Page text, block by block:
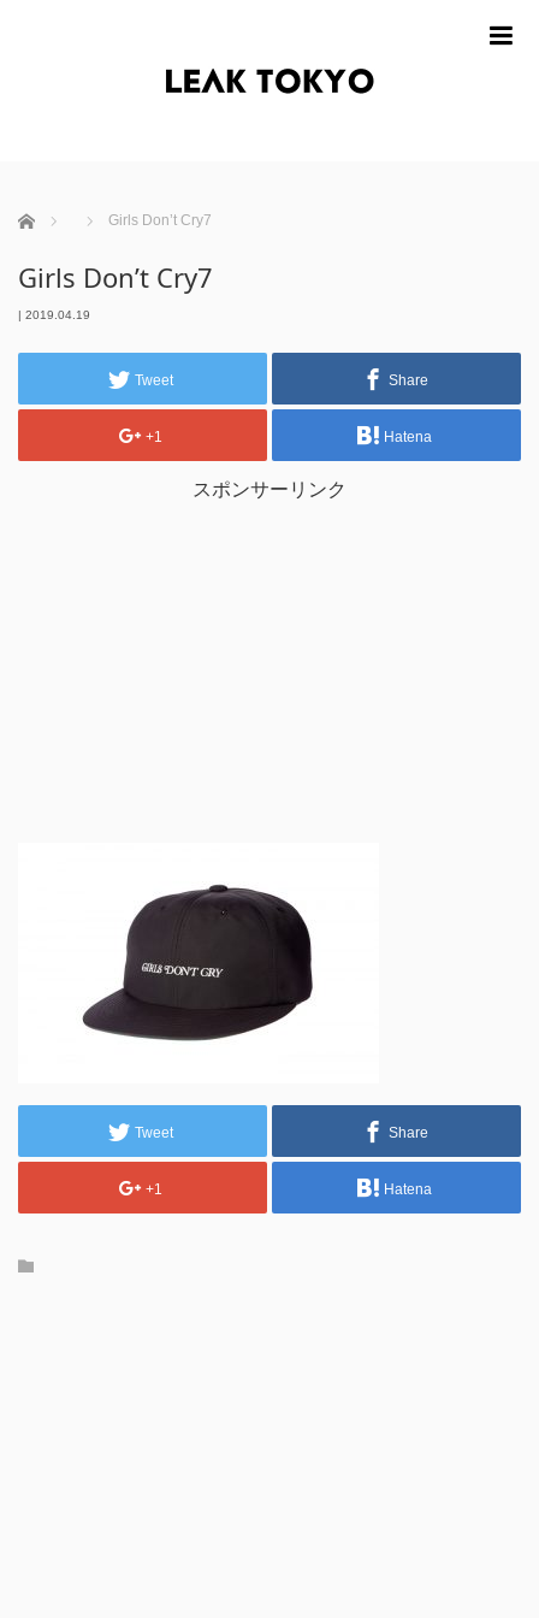
ホーム Girls Don’t Cry7
Girls Don’t Cry7
| 2019.04.19
Tweet Share
+1 Hatena
スポンサーリンク
Tweet Share
+1 Hatena